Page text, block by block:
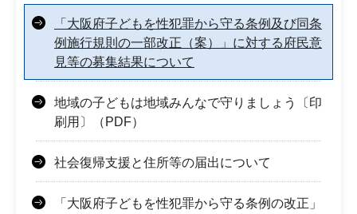
「大阪府子どもを性犯罪から守る条例及び同条
例施行規則の一部改正（案）」に対する府民意
見等の募集結果について
地域の子どもは地域みんなで守りましょう〔印
刷用〕（PDF）
社会復帰支援と住所等の届出について
「大阪府子どもを性犯罪から守る条例の改正」